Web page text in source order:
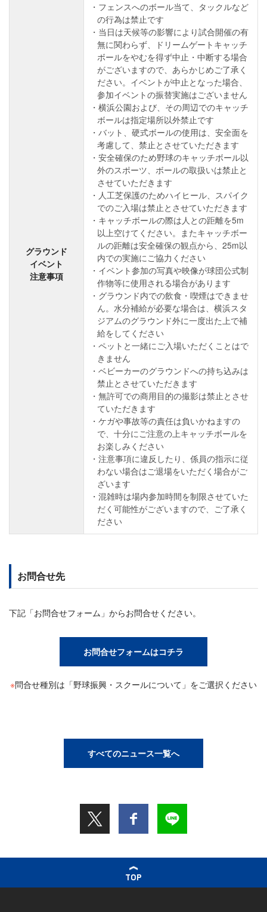
グラウンド
イベント
注意事項
フェンスへのボール当て、タックルなど
の行為は禁止です
当日は天候等の影響により試合開催の有
無に関わらず、ドリームゲートキャッチ
ボールをやむを得ず中止・中断する場合
がございますので、あらかじめご了承く
ださい。イベントが中止となった場合、
参加イベントの振替実施はございません
横浜公園および、その周辺でのキャッチ
ボールは指定場所以外禁止です
バット、硬式ボールの使用は、安全面を
考慮して、禁止とさせていただきます
安全確保のため野球のキャッチボール以
外のスポーツ、ボールの取扱いは禁止と
させていただきます
人工芝保護のためハイヒール、スパイク
でのご入場は禁止とさせていただきます
キャッチボールの際は人との距離を5m
以上空けてください。またキャッチボー
ルの距離は安全確保の観点から、25m以
内での実施にご協力ください
イベント参加の写真や映像が球団公式制
作物等に使用される場合があります
グラウンド内での飲食・喫煙はできませ
ん。水分補給が必要な場合は、横浜スタ
ジアムのグラウンド外に一度出た上で補
給をしてください
ペットと一緒にご入場いただくことはで
きません
ベビーカーのグラウンドへの持ち込みは
禁止とさせていただきます
無許可での商用目的の撮影は禁止とさせ
ていただきます
ケガや事故等の責任は負いかねますの
で、十分にご注意の上キャッチボールを
お楽しみください
注意事項に違反したり、係員の指示に従
わない場合はご退場をいただく場合がご
ざいます
混雑時は場内参加時間を制限させていた
だく可能性がございますので、ご了承く
ださい
お問合せ先
下記「お問合せフォーム」からお問合せください。
お問合せフォームはコチラ
※問合せ種別は「野球振興・スクールについて」をご選択ください
すべてのニュース一覧へ
TOP